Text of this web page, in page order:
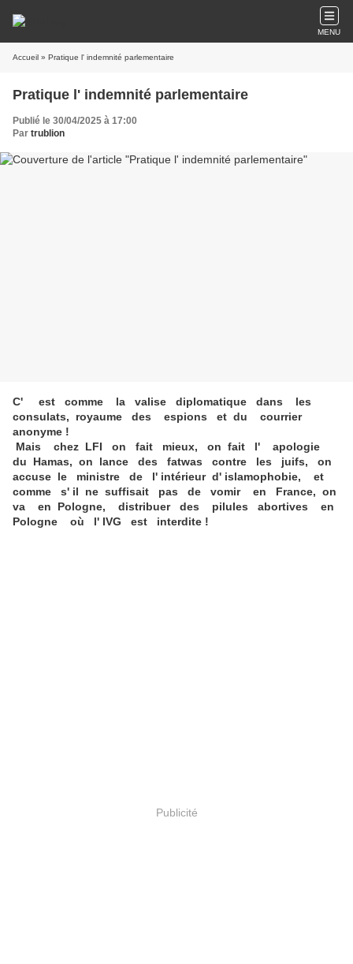
MENU
Accueil » Pratique l' indemnité parlementaire
Pratique l' indemnité parlementaire
Publié le 30/04/2025 à 17:00
Par trublion
C' est comme la valise diplomatique dans les
consulats, royaume des espions et du courrier
anonyme !
Mais chez LFI on fait mieux, on fait l' apologie
du Hamas, on lance des fatwas contre les juifs, on
accuse le ministre de l' intérieur d' islamophobie, et
comme s' il ne suffisait pas de vomir en France, on
va en Pologne, distribuer des pilules abortives en
Pologne où l' IVG est interdite !
Publicité